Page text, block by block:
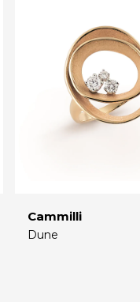
Cammilli
Dune